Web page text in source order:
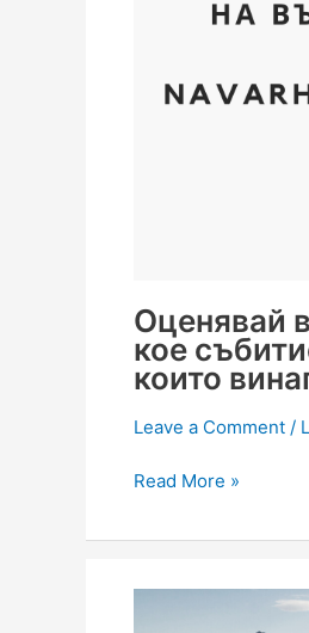
Оценявай
кое
които
Leave a Comment /
Read More »